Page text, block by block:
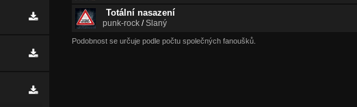
Totální nasazení
punk-rock /Slaný
Podobnost se určuje podle počtu společných fanoušků.